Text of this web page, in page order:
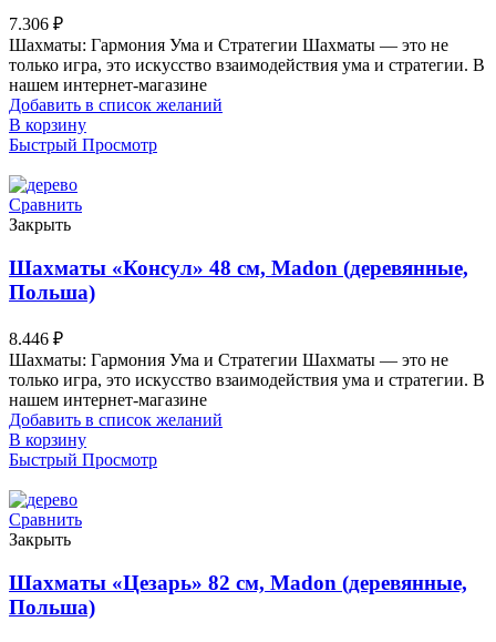
7.306 ₽
Шахматы: Гармония Ума и Стратегии Шахматы — это не
только игра, это искусство взаимодействия ума и стратегии. В
нашем интернет-магазине
Добавить в список желаний
В корзину
Быстрый Просмотр
Сравнить
Закрыть
Шахматы «Консул» 48 см, Madon (деревянные,
Польша)
8.446 ₽
Шахматы: Гармония Ума и Стратегии Шахматы — это не
только игра, это искусство взаимодействия ума и стратегии. В
нашем интернет-магазине
Добавить в список желаний
В корзину
Быстрый Просмотр
Сравнить
Закрыть
Шахматы «Цезарь» 82 см, Madon (деревянные,
Польша)